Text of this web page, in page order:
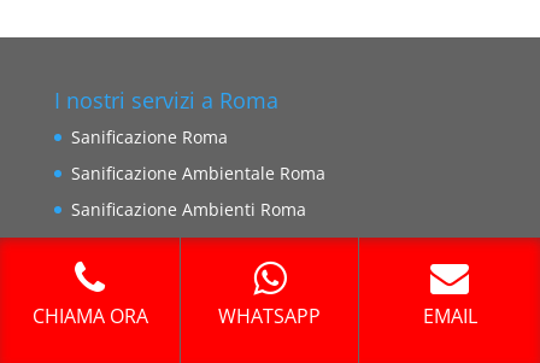
I nostri servizi a Roma
Sanificazione Roma
Sanificazione Ambientale Roma
Sanificazione Ambienti Roma
Sanificazione Ambienti Coronavirus Roma
Sanificazione Auto Roma
Disinfezione Roma
CHIAMA ORA WHATSAPP EMAIL